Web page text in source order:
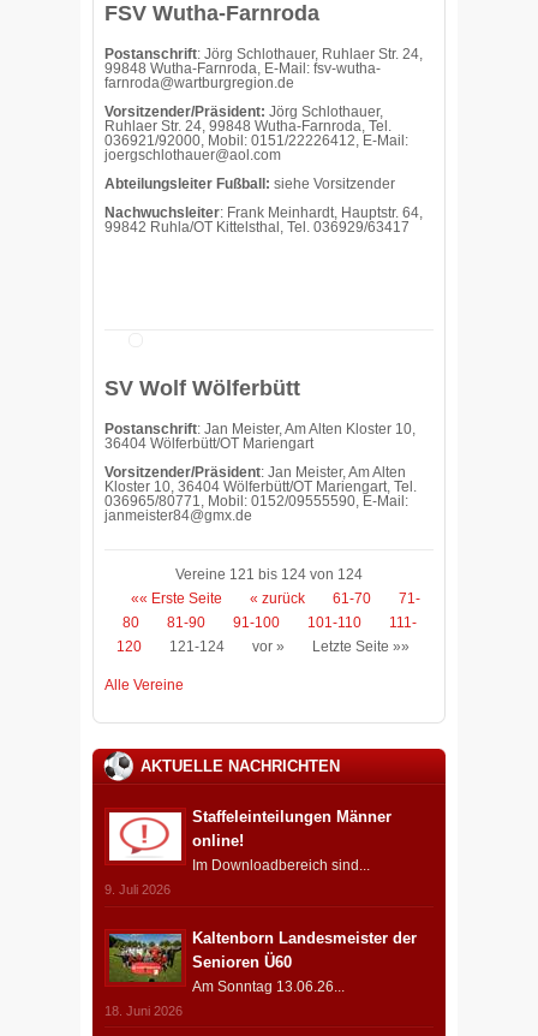
FSV Wutha-Farnroda
Postanschrift: Jörg Schlothauer, Ruhlaer Str. 24,
99848 Wutha-Farnroda, E-Mail: fsv-wutha-
farnroda@wartburgregion.de
Vorsitzender/Präsident: Jörg Schlothauer,
Ruhlaer Str. 24, 99848 Wutha-Farnroda, Tel.
036921/92000, Mobil: 0151/22226412, E-Mail:
joergschlothauer@aol.com
Abteilungsleiter Fußball: siehe Vorsitzender
Nachwuchsleiter: Frank Meinhardt, Hauptstr. 64,
99842 Ruhla/OT Kittelsthal, Tel. 036929/63417
SV Wolf Wölferbütt
Postanschrift: Jan Meister, Am Alten Kloster 10,
36404 Wölferbütt/OT Mariengart
Vorsitzender/Präsident: Jan Meister, Am Alten
Kloster 10, 36404 Wölferbütt/OT Mariengart, Tel.
036965/80771, Mobil: 0152/09555590, E-Mail:
janmeister84@gmx.de
Vereine 121 bis 124 von 124
«« Erste Seite
« zurück 61-70
71-
80
81-90 91-100 101-110
111-
120
121-124 vor » Letzte Seite »»
Alle Vereine
AKTUELLE NACHRICHTEN
Staffeleinteilungen Männer
online!
Im Downloadbereich sind...
9. Juli 2026
Kaltenborn Landesmeister der
Senioren Ü60
Am Sonntag 13.06.26...
18. Juni 2026